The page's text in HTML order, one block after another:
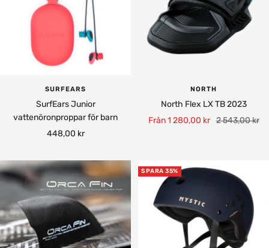
SURFEARS
SurfEars Junior
vattenöronproppar för barn
Rea-
448,00 kr
NORTH
North Flex LX TB 2023
Rea-
Från 1 280,00 kr Pris
2 543,00 kr
SPARA 35%